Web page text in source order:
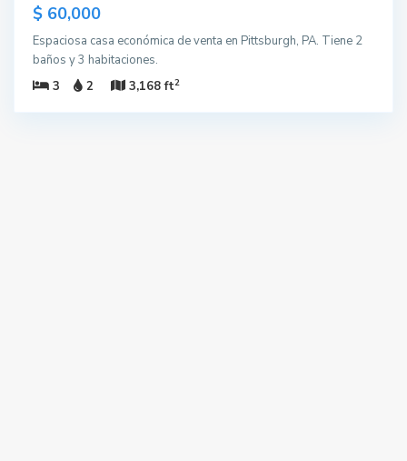
$ 60,000
Espaciosa casa económica de venta en Pittsburgh, PA. Tiene 2
baños y 3 habitaciones.
3
2 3,168 ft2